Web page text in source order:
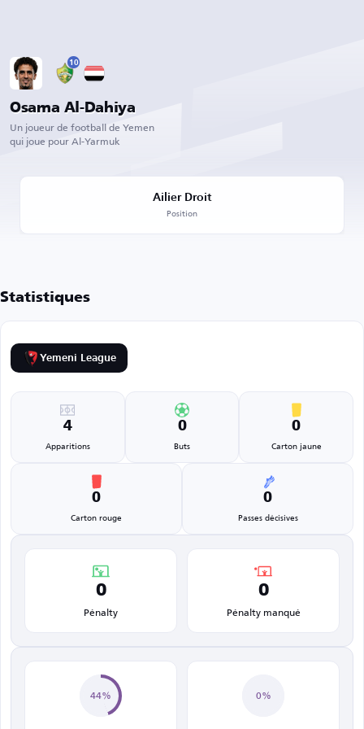
10
Osama Al-Dahiya
Un joueur de football de Yemen
qui joue pour Al-Yarmuk
Ailier Droit
Position
Statistiques
Yemeni League
4
Apparitions
0
Buts
0
Carton jaune
0
Carton rouge
0
Passes décisives
0
Pénalty
0
Pénalty manqué
44% 0%